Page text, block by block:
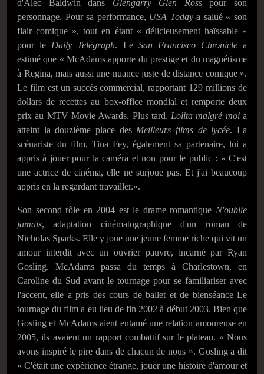
d'Alec Baldwin dans Glengarry Glen Rosspour son
personnage. Pour sa performance, USA Todaya salué « son
flair comique », tout en étant « délicieusement haïssable »
pour le Daily Telegraph. Le San Francisco Chroniclea
estimé que « McAdams apporte du prestige et du magnétisme
à Regina, mais aussi une nuance juste de distance comique ».
Le film est un succès commercial, rapportant 129 millions de
dollars de recettes au box-office mondial et remporte deux
prix au MTV Movie Awards. Plus tard, Lolita malgré moia
atteint la douzième place des Meilleurs films de lycée. La
scénariste du film, Tina Fey, également sa partenaire, lui a
appris à jouer pour la caméra et non pour le public : « C'est
une actrice de cinéma, elle ne surjoue pas. Et j'ai beaucoup
appris en la regardant travailler.».
Son second rôle en 2004 est le drame romantique N'oublie
jamais, adaptation cinématographique d'un roman de
Nicholas Sparks. Elle y joue une jeune femme riche qui vit un
amour interdit avec un ouvrier pauvre, incarné par Ryan
Gosling. McAdams passa du temps à Charlestown, en
Caroline du Sud avant le tournage pour se familiariser avec
l'accent, elle a pris des cours de ballet et de bienséance Le
tournage du film a eu lieu de fin 2002 à début 2003. Bien que
Gosling et McAdams aient entamé une relation amoureuse en
2005, ils avaient un rapport combattif sur le plateau. « Nous
avons inspiré le pire dans de chacun de nous ». Gosling a dit
« C'était une expérience étrange, jouer une histoire d'amour et